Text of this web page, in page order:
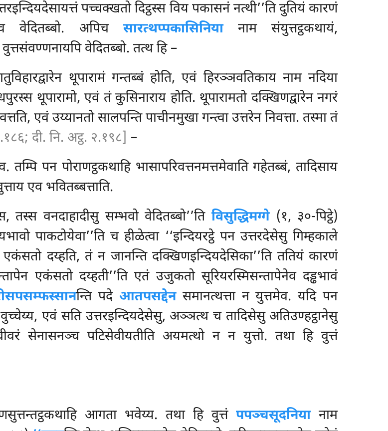
पच्चक्खतो दिट्ठस्स विय पकासनं नत्थी’’ति दुतियं कारणं
वेदितब्बो. अपिच सारत्थप्पकासिनियानाम संयुत्तट्ठकथायं,
वेदितब्बो. तत्थ हि –
थूपारामं गन्तब्बं होति, एवं हिरञ्ञवतिकाय नाम नदिया
थूपारामो, एवं तं कुसिनाराय होति. थूपारामतो दक्खिणद्वारेन नगरं
एवं उय्यानतो सालपन्ति पाचीनमुखा गन्त्वा उत्तरेन निवत्ता. तस्मा तं
दी. नि. अट्ठ. २.१९८] –
पन पोराणट्ठकथाहि भासापरिवत्तनमत्तमेवाति गहेतब्बं, तादिसाय
एव भवितब्बत्ताति.
तस्स वनदाहादीसु सम्भवो वेदितब्बो’’ति विसुद्धिमग्गे(१, ३०-पिट्ठे)
पाकटोयेवा’’ति च हीळेत्वा ‘‘इन्दियरट्ठे पन उत्तरदेसेसु गिम्हकाले
दय्हति, तं न जानन्ति दक्खिणइन्दियदेसिका’’ति ततियं कारणं
एकंसतो दय्हती’’ति एतं उजुकतो सूरियरस्मिसन्तापेनेव दड्ढभावं
न्ति पदे आतपसद्देनसमानत्थत्ता न युत्तमेव. यदि पन
एवं सति उत्तरइन्दियदेसेसु, अञ्ञत्थ च तादिसेसु अतिउण्हट्ठानेसु
सेनासनञ्च पटिसेवीयतीति अयमत्थो न न युत्तो. तथा हि वुत्तं
आगता भवेय्य. तथा हि वुत्तंपपञ्चसूदनियानाम